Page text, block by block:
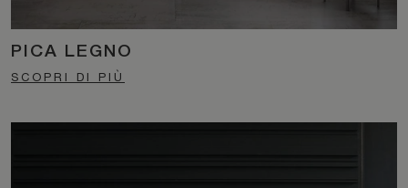
PICA LEGNO
SCOPRI DI PIÙ